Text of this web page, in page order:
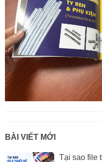
BÀI VIẾT MỚI
Tại sao file